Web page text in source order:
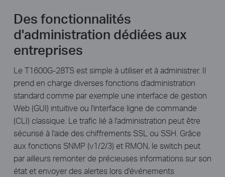
Des fonctionnalités
d'administration dédiées aux
entreprises
Le T1600G-28TS est simple à utiliser et à administrer. Il
prend en charge diverses fonctions d'administration
standard comme par exemple une interface de gestion
Web (GUI) intuitive ou l'interface ligne de commande
(CLI) classique. Le trafic lié à l'administration peut être
sécurisé à l'aide des chiffrements SSL ou SSH. Grâce
aux fonctions SNMP (v1/2/3) et RMON, le switch peut
par ailleurs remonter de précieuses informations sur son
état et envoyer des alertes lors d'événements